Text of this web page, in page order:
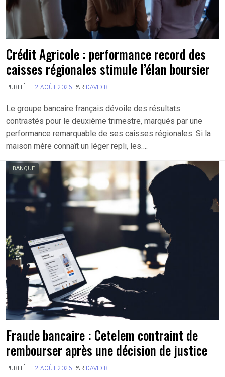
Crédit Agricole : performance record des
caisses régionales stimule l’élan boursier
PUBLIÉ LE 2 AOÛT 2026 PAR DAVID B
Le groupe bancaire français dévoile des résultats
contrastés pour le deuxième trimestre, marqués par une
performance remarquable de ses caisses régionales. Si la
maison mère connaît un léger repli, les….
BANQUE
Fraude bancaire : Cetelem contraint de
rembourser après une décision de justice
PUBLIÉ LE 2 AOÛT 2026 PAR DAVID B